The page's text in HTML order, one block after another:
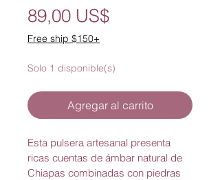
89,00 US$Precio
Free ship $150+
Solo 1 disponible(s)
Agregar al carrito
Esta pulsera artesanal presenta
ricas cuentas de ámbar natural de
Chiapas combinadas con piedras